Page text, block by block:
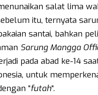
salat lima
itu, ternyata
santai, bahkan
Sarung Mangga
pada abad ke-14
untuk
“futah“.